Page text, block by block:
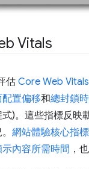
Vitals
估 Core Web
置偏移和總封鎖
)。這些指標反映
網站體驗核心指
內容所需時間 ，